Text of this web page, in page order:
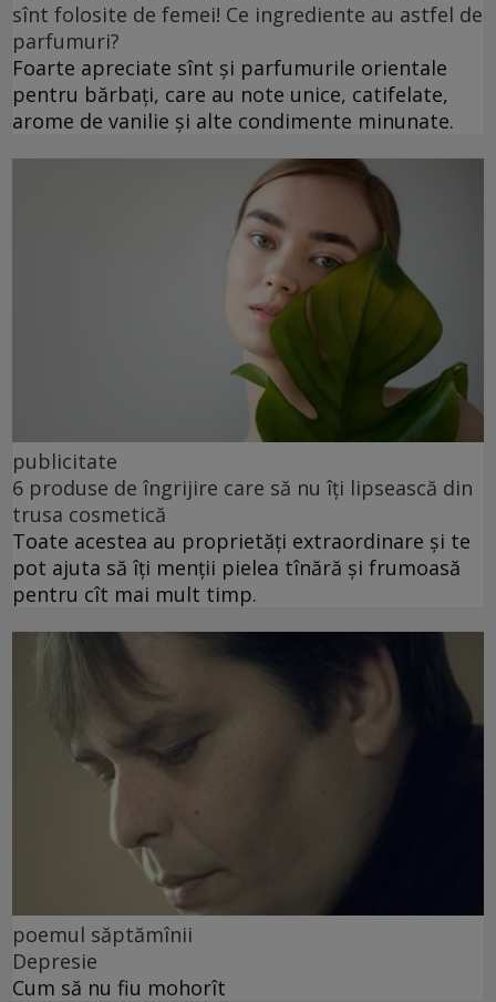
sînt folosite de femei! Ce ingrediente au astfel de
parfumuri?
Foarte apreciate sînt și parfumurile orientale
pentru bărbați, care au note unice, catifelate,
arome de vanilie și alte condimente minunate.
publicitate
6 produse de îngrijire care să nu îți lipsească din
trusa cosmetică
Toate acestea au proprietăți extraordinare și te
pot ajuta să îți menții pielea tînără și frumoasă
pentru cît mai mult timp.
poemul săptămînii
Depresie
Cum să nu fiu mohorît